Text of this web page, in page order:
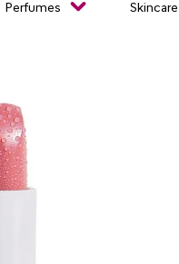
Perfumes Skincare